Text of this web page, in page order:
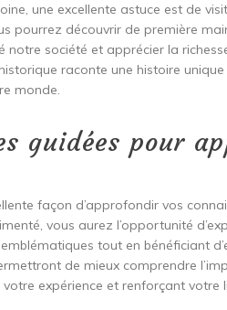
une excellente astuce est de
pourrez découvrir de première
société et apprécier la
raconte une histoire
monde.
guidées pour
façon d’approfondir vos
vous aurez l’opportunité
tout en bénéficiant
de mieux comprendre
expérience et renforçant votre